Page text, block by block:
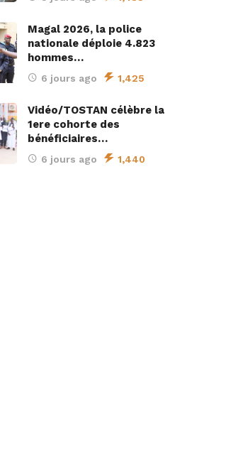
Magal 2026, la police
nationale déploie 4.823
hommes…
6 jours ago 1,425
Vidéo/TOSTAN célèbre la
1ere cohorte des
bénéficiaires…
6 jours ago 1,440